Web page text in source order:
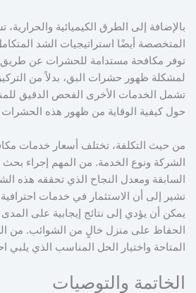
بالإضافة إلى الطرق الكيميائية
المتخصصة أيضًا استراتيجيات الشد
توفر مكافحة مستدامة للحشرات عن طريق
لمشكلة ظهور حشرات البق، بدلاً من
تشمل الخدمات الأخرى الفحص الدقيق
حول كيفية الوقاية من ظهور هذه
من حيث التكلفة، تختلف أسعار خدمات
الشركة ونوع الخدمة. من المهم إجراء
السابقة ومعدل النجاح الذي تحققه هذه
تشير إلى أن الاستثمار في خدمات
يمكن أن يؤدي إلى نتائج إيجابية على
الحفاظ على منزل خالٍ من الشوائب. من
المتاحة واختيار الحل المناسب الذي يلبي
الخاتمة والتوصيات